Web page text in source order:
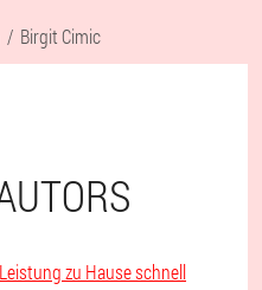
Birgit Cimic
zu Hause schnell